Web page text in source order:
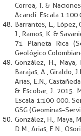
Correa, T. &
Acandí. Escala 1:100
Barrantes, L., López,
J., Ramos, K. &
71 Planeta Rica
Geológico
González, H., Maya,
Barajas, A., Giraldo,
Arias, E.N.,
& Escobar, J. 2015.
Escala 1:100 000.
GSG
González, H., Maya,
D.M., Arias, E.N.,